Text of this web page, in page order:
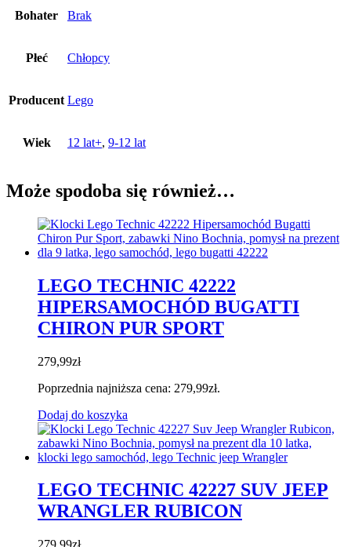
Bohater Brak
Płeć Chłopcy
Producent Lego
Wiek 12 lat+, 9-12 lat
Może spodoba się również…
LEGO TECHNIC 42222
HIPERSAMOCHÓD BUGATTI
CHIRON PUR SPORT
279,99zł
Poprzednia najniższa cena: 279,99zł.
Dodaj do koszyka
LEGO TECHNIC 42227 SUV JEEP
WRANGLER RUBICON